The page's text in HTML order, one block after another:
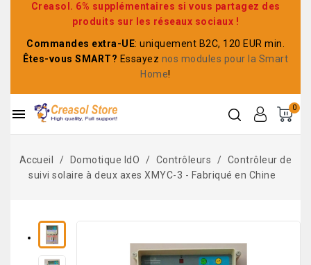
Creasol. 6% supplémentaires si vous partagez des
produits sur les réseaux sociaux !
Commandes extra-UE: uniquement B2C, 120 EUR min.
Êtes-vous SMART? Essayez nos modules pour la Smart
Home!
0

Accueil Domotique IdO Contrôleurs
Contrôleur de
suivi solaire à deux axes XMYC-3 - Fabriqué en Chine